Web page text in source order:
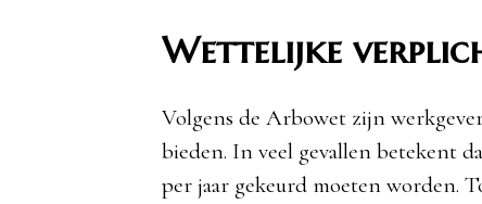
Wettelijke
Volgens de Arbowet zijn
bieden. In veel gevallen betekent
per jaar gekeurd moeten worden.